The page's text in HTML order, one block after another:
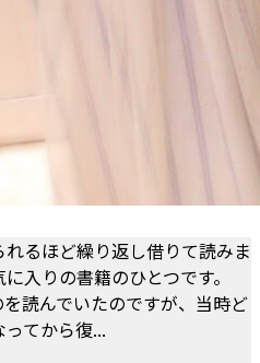
るほど繰り返し借りて読みま
入りの書籍のひとつです。
読んでいたのですが、当時ど
てから復...